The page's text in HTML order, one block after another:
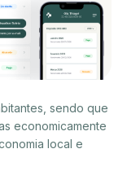
sendo que
economicamente
local e